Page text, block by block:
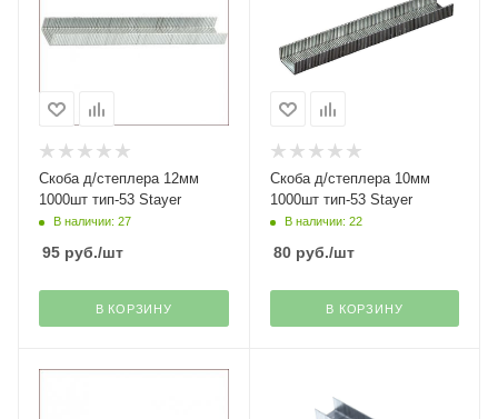
Скоба д/степлера 12мм
1000шт тип-53 Stayer
В наличии: 27
95 руб./шт
В КОРЗИНУ
Скоба д/степлера 10мм
1000шт тип-53 Stayer
В наличии: 22
80руб./шт
В КОРЗИНУ